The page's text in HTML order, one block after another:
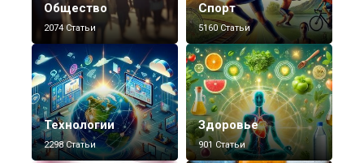
Общество
2074 Статьи
Спорт
5160 Статьи
Технологии
2298 Статьи
Здоровье
901 Статьи